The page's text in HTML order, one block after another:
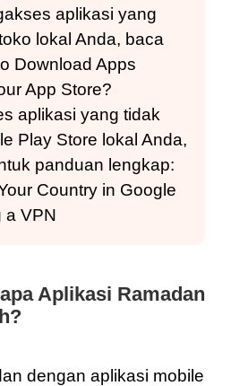
aplikasi yang
lokal Anda, baca
Download Apps
App Store?
aplikasi yang tidak
Play Store lokal Anda,
panduan lengkap:
Country in Google
a VPN
Aplikasi Ramadan
dengan aplikasi mobile